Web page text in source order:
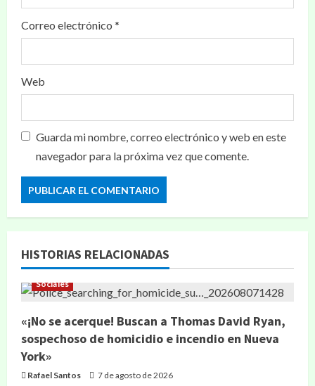
Correo electrónico *
Web
Guarda mi nombre, correo electrónico y web en este
navegador para la próxima vez que comente.
HISTORIAS RELACIONADAS
Sociales
«¡No se acerque! Buscan a Thomas David Ryan,
sospechoso de homicidio e incendio en Nueva
York»
Rafael Santos 7 de agosto de 2026